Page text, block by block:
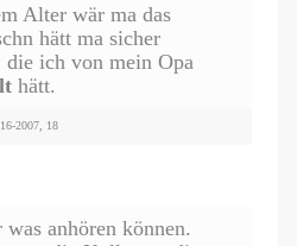
Alter wär ma das
hätt ma sicher
die ich von mein Opa
hätt.
2007, 18
anhören können.